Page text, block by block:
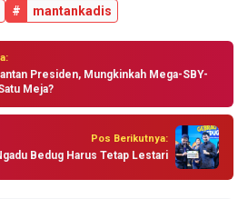
# mantankadis
Presiden, Mungkinkah Mega-SBY-
Meja?
Pos Berikutnya:
Bedug Harus Tetap Lestari